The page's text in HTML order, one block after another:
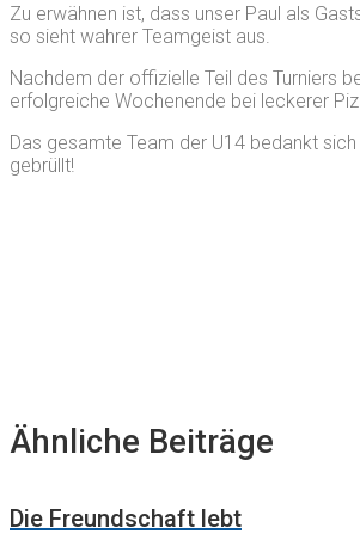
Zu erwähnen ist, dass unser Paul als
so sieht wahrer Teamgeist aus.
Nachdem der offizielle Teil des Turniers
erfolgreiche Wochenende bei leckerer
Das gesamte Team der U14 bedankt
gebrüllt!
Ähnliche Beiträge
Die Freundschaft lebt